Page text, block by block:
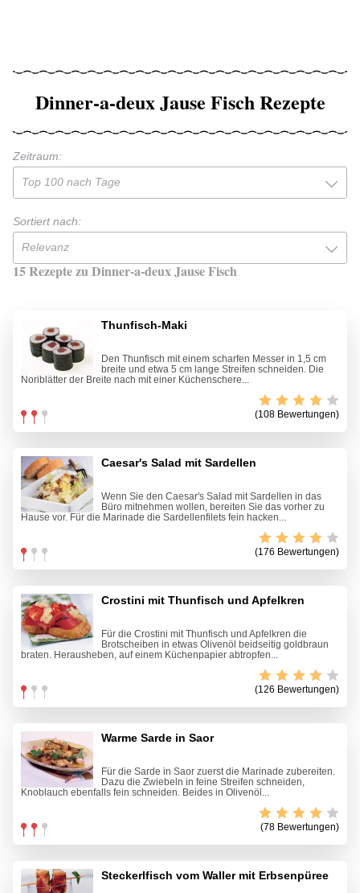
Dinner-a-deux Jause Fisch Rezepte
Zeitraum:
Top 100 nach Tage
Sortiert nach:
Relevanz
15 Rezepte zu Dinner-a-deux Jause Fisch
Thunfisch-Maki
Den Thunfisch mit einem scharfen Messer in 1,5 cm
breite und etwa 5 cm lange Streifen schneiden. Die
Noriblätter der Breite nach mit einer Küchenschere...
(108 Bewertungen)
Caesar's Salad mit Sardellen
Wenn Sie den Caesar's Salad mit Sardellen in das
Büro mitnehmen wollen, bereiten Sie das vorher zu
Hause vor. Für die Marinade die Sardellenfilets fein hacken...
(176 Bewertungen)
Crostini mit Thunfisch und Apfelkren
Für die Crostini mit Thunfisch und Apfelkren die
Brotscheiben in etwas Olivenöl beidseitig goldbraun
braten. Herausheben, auf einem Küchenpapier abtropfen...
(126 Bewertungen)
Warme Sarde in Saor
Für die Sarde in Saor zuerst die Marinade zubereiten.
Dazu die Zwiebeln in feine Streifen schneiden,
Knoblauch ebenfalls fein schneiden. Beides in Olivenöl...
(78 Bewertungen)
Steckerlfisch vom Waller mit Erbsenpüree